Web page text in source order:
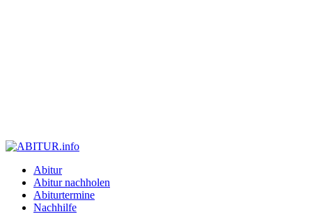
Abitur
Abitur nachholen
Abiturtermine
Nachhilfe